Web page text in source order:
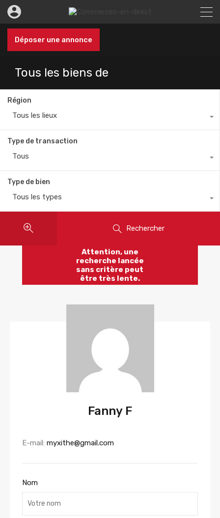
Déposer une annonce
Tous les biens de
Région
Tous les lieux
Type de transaction
Tous
Type de bien
Tous les types
Rechercher
Attention, une
recherche lancée
sans critère peut
être très lente.
Fanny F
E-mail: myxithe@gmail.com
Nom